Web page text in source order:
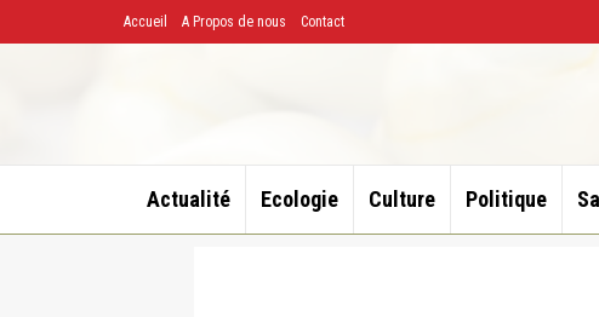
Accueil A Propos de nous Contact
Actualité Ecologie Culture Politique